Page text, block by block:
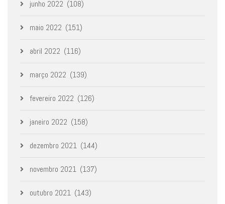
junho 2022 (108)
maio 2022 (151)
abril 2022 (116)
março 2022 (139)
fevereiro 2022 (126)
janeiro 2022 (158)
dezembro 2021 (144)
novembro 2021 (137)
outubro 2021 (143)